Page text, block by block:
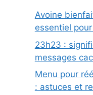
Avoine
essentiel
23h23 :
messages
Menu pour
: astuces et